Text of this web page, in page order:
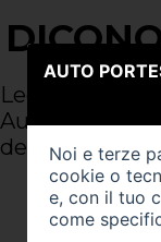
Leggi le
dei nostri
AUTO
Noi e terze
cookie o
e, con il tuo
come